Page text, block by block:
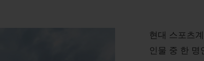
현대 스포츠
인물 중 한 명